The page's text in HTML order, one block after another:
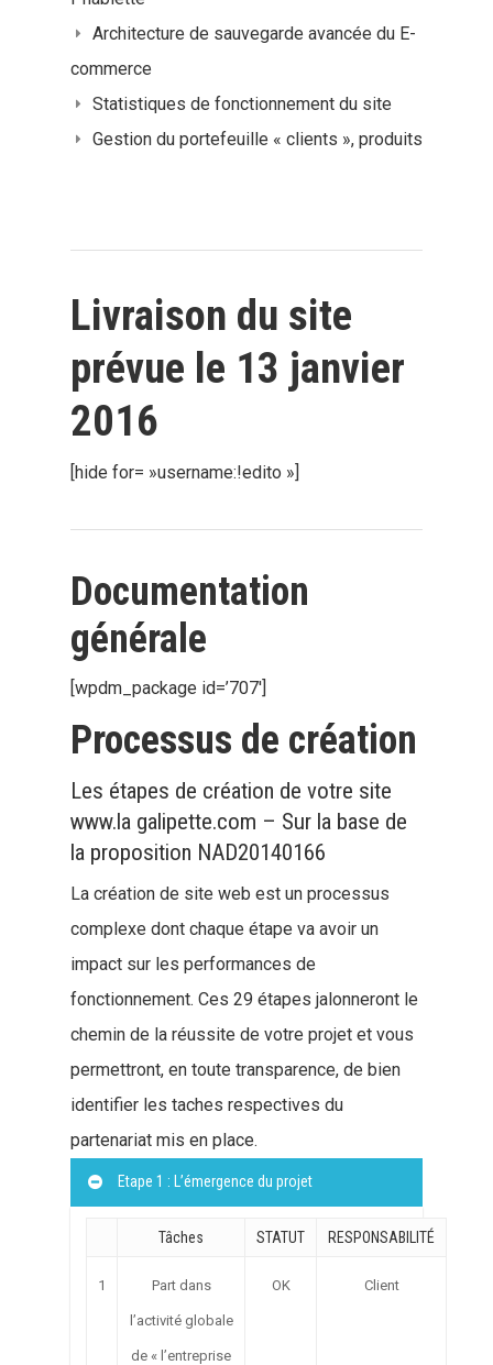
Architecture de sauvegarde avancée du E-
commerce
Statistiques de fonctionnement du site
Gestion du portefeuille « clients », produits
Livraison du site
prévue le 13 janvier
2016
[hide for= »username:!edito »]
Documentation
générale
[wpdm_package id=’707′]
Processus de création
Les étapes de création de votre site
www.la galipette.com – Sur la base de
la proposition NAD20140166
La création de site web est un processus
complexe dont chaque étape va avoir un
impact sur les performances de
fonctionnement. Ces 29 étapes jalonneront le
chemin de la réussite de votre projet et vous
permettront, en toute transparence, de bien
identifier les taches respectives du
partenariat mis en place.
Etape 1 : L’émergence du projet
Tâches STATUT RESPONSABILITÉ
1 Part dans
l’activité globale
de « l’entreprise
OK Client